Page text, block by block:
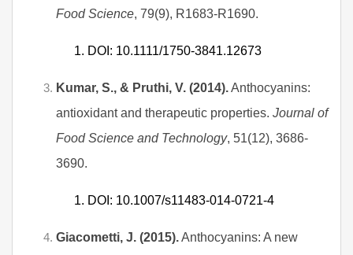
Food Science, 79(9), R1683-R1690.
DOI: 10.1111/1750-3841.12673
Kumar, S., & Pruthi, V. (2014).Anthocyanins:
antioxidant and therapeutic properties. Journal of
Food Science and Technology, 51(12), 3686-
3690.
DOI: 10.1007/s11483-014-0721-4
Giacometti, J. (2015).Anthocyanins: A new